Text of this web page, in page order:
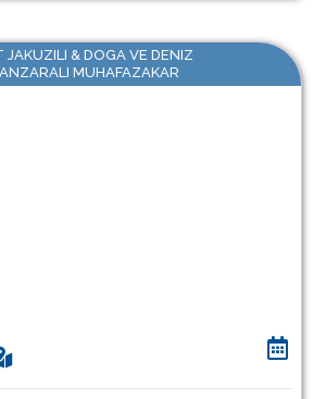
JAKUZILI & DOGA VE DENIZ
MUHAFAZAKAR